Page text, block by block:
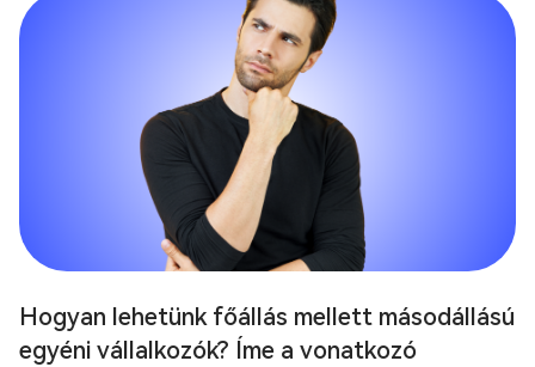
Hogyan lehetünk főállás mellett másodállású
egyéni vállalkozók? Íme a vonatkozó